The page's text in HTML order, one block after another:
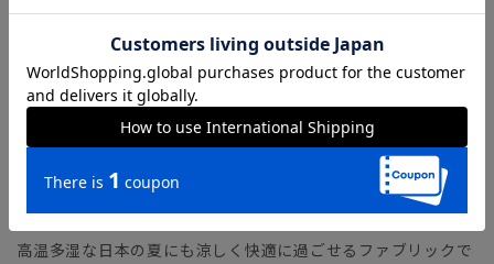
【生地ブランド】 REDA（レダ）
イタリア・ビエラ地区で最大級の規模を持つウール織物の専業
メーカー。クラシックな中にもモダンなアレンジを効かせたコ
レクションを得意としています。
REDA渾身のライン「REDA FLEXO」に「ICE SENSE」加工を
施した、ストレッチ性と暑い夏を快適に過ごせる機能性を両立
高温多湿な日本の夏にも涼しく快適に過ごせるファブリックで